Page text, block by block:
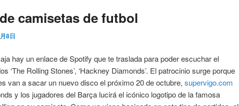
camisetas de futbol
8日
hay un enlace de Spotify que te traslada para poder escuchar el
‘The Rolling Stones’, ‘Hackney Diamonds’. El patrocinio surge porque
van a sacar un nuevo disco el próximo 20 de octubre, supervigo.com
y los jugadores del Barça lucirá el icónico logotipo de la famosa